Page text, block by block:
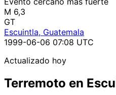
M 6,3
GT
Escuintla, Guatemala
1999-06-06 07:08 UTC
Actualizado hoy
Terremoto en